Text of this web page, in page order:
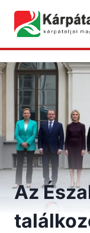
content
Az